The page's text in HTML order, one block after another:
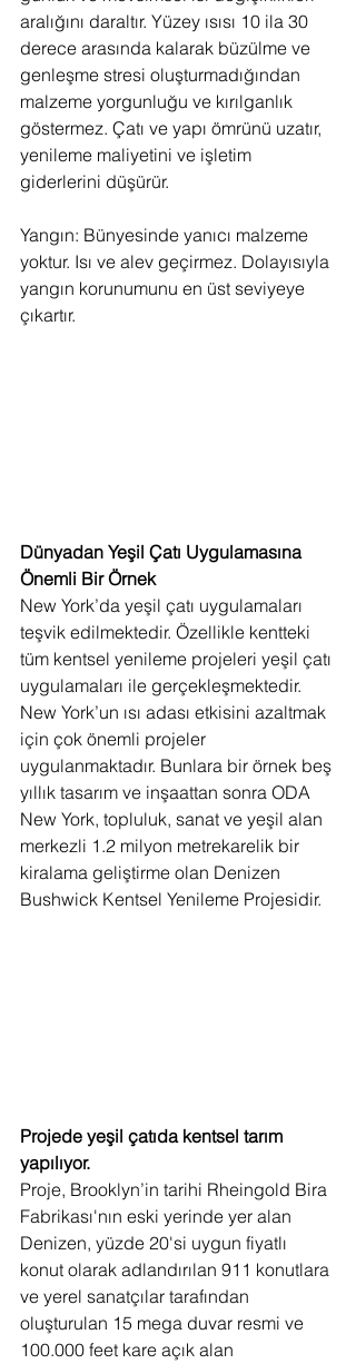
aralığını daraltır. Yüzey ısısı 10 ila 30
derece arasında kalarak büzülme ve
genleşme stresi oluşturmadığından
malzeme yorgunluğu ve kırılganlık
göstermez. Çatı ve yapı ömrünü uzatır,
yenileme maliyetini ve işletim
giderlerini düşürür.
Yangın: Bünyesinde yanıcı malzeme
yoktur. Isı ve alev geçirmez. Dolayısıyla
yangın korunumunu en üst seviyeye
çıkartır.
Dünyadan Yeşil Çatı Uygulamasına
Önemli Bir Örnek
New York’da yeşil çatı uygulamaları
teşvik edilmektedir. Özellikle kentteki
tüm kentsel yenileme projeleri yeşil çatı
uygulamaları ile gerçekleşmektedir.
New York’un ısı adası etkisini azaltmak
için çok önemli projeler
uygulanmaktadır. Bunlara bir örnek beş
yıllık tasarım ve inşaattan sonra ODA
New York, topluluk, sanat ve yeşil alan
merkezli 1.2 milyon metrekarelik bir
kiralama geliştirme olan Denizen
Bushwick Kentsel Yenileme Projesidir.
Projede yeşil çatıda kentsel tarım
yapılıyor.
Proje, Brooklyn’in tarihi Rheingold Bira
Fabrikası'nın eski yerinde yer alan
Denizen, yüzde 20'si uygun fiyatlı
konut olarak adlandırılan 911 konutlara
ve yerel sanatçılar tarafından
oluşturulan 15 mega duvar resmi ve
100.000 feet kare açık alan